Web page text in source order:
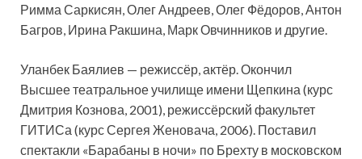
Римма Саркисян, Олег Андреев, Олег Фёдоров, Антон
Багров, Ирина Ракшина, Марк Овчинников и другие.
Уланбек Баялиев — режиссёр, актёр. Окончил
Высшее театральное училище имени Щепкина (курс
Дмитрия Кознова, 2001), режиссёрский факультет
ГИТИСа (курс Сергея Женовача, 2006). Поставил
спектакли «Барабаны в ночи» по Брехту в московском